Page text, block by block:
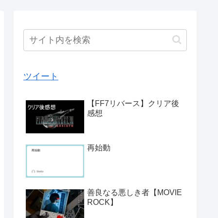
ツイート
【FF7リバース】クリア後
感想
再始動
善良なる悪しき者【MOVIE
ROCK】